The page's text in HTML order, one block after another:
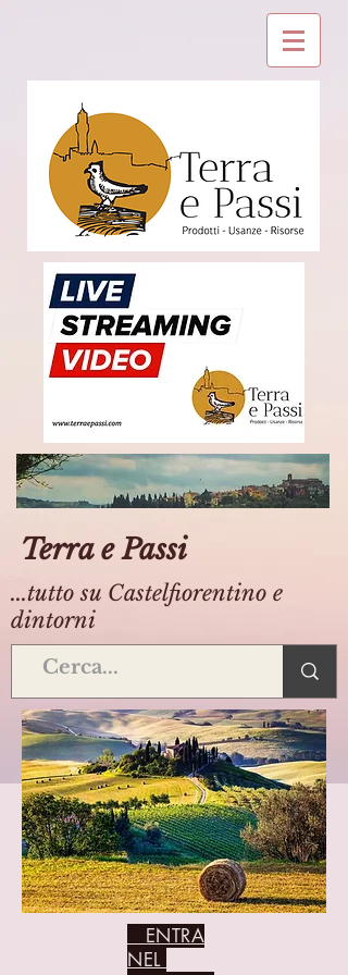
Terra e Passi
...tutto su Castelfiorentino e
dintorni
ENTRA
NEL